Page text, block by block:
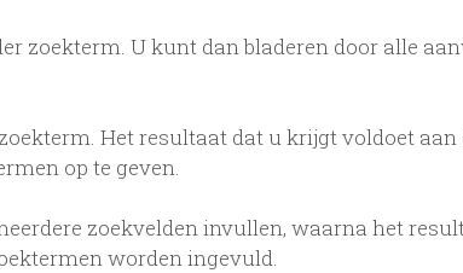
zoekterm. U kunt dan bladeren door alle
Het resultaat dat u krijgt voldoet aan
op te geven.
zoekvelden invullen, waarna het
worden ingevuld.